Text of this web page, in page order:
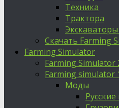
Техника
Трактора
Скачать Farming
Farming Simulator
Farming Simulator
Farming simulator
Моды